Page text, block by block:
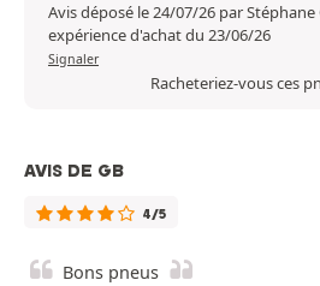
Avis déposé le 24/07/26 par Stéphane
expérience d'achat du 23/06/26
Signaler
Racheteriez-vous ces
AVIS DE GB
4/5
Bons pneus